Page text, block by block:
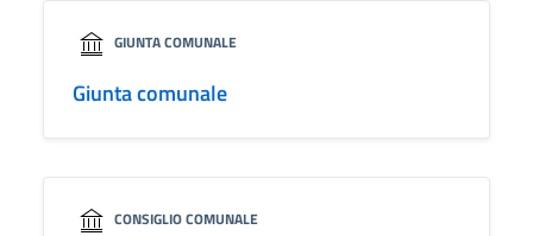
GIUNTA COMUNALE
Giunta comunale
CONSIGLIO COMUNALE